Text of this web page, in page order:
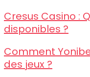
Cresus Casino :
disponibles ?
Comment
des jeux ?